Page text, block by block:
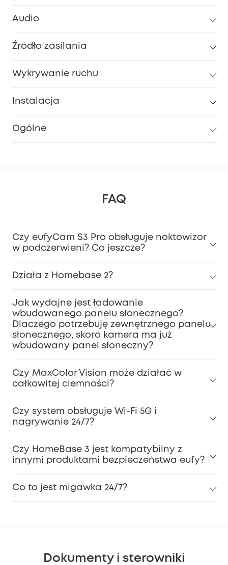
Audio
Źródło zasilania
Wykrywanie ruchu
Instalacja
Ogólne
FAQ
Czy eufyCam S3 Pro obsługuje noktowizor
w podczerwieni? Co jeszcze?
Działa z Homebase 2?
Jak wydajne jest ładowanie
wbudowanego panelu słonecznego?
Dlaczego potrzebuję zewnętrznego panelu
słonecznego, skoro kamera ma już
wbudowany panel słoneczny?
Czy MaxColor Vision może działać w
całkowitej ciemności?
Czy system obsługuje Wi-Fi 5G i
nagrywanie 24/7?
Czy HomeBase 3 jest kompatybilny z
innymi produktami bezpieczeństwa eufy?
Co to jest migawka 24/7?
Dokumenty i sterowniki